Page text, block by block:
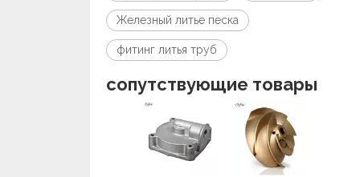
Железный литье песка
фитинг литья труб
сопутствующие товары